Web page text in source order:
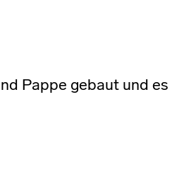
Pappe gebaut und es